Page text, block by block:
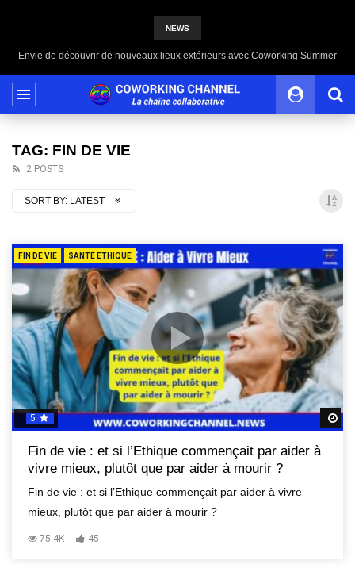
NEWS
Envie de découvrir de nouveaux lieux extérieurs avec Coworking Summer
TAG: FIN DE VIE
2 POSTS
SORT BY: LATEST
FIN DE VIE SANTÉ ETHIQUE
5
Fin de vie : et si l’Ethique commençait par aider à
vivre mieux, plutôt que par aider à mourir ?
Fin de vie : et si l’Ethique commençait par aider à vivre
mieux, plutôt que par aider à mourir ?
75.4K 45